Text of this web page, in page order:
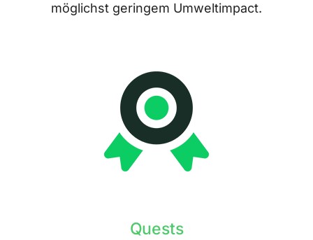
möglichst geringem Umweltimpact.
Quests